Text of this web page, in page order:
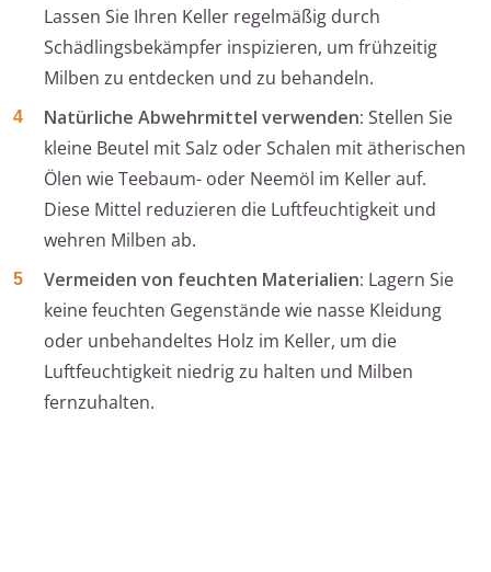
Lassen Sie Ihren Keller regelmäßig durch
Schädlingsbekämpfer inspizieren, um frühzeitig
Milben zu entdecken und zu behandeln.
Natürliche Abwehrmittel verwenden: Stellen Sie
kleine Beutel mit Salz oder Schalen mit ätherischen
Ölen wie Teebaum- oder Neemöl im Keller auf.
Diese Mittel reduzieren die Luftfeuchtigkeit und
wehren Milben ab.
Vermeiden von feuchten Materialien: Lagern Sie
keine feuchten Gegenstände wie nasse Kleidung
oder unbehandeltes Holz im Keller, um die
Luftfeuchtigkeit niedrig zu halten und Milben
fernzuhalten.